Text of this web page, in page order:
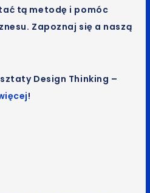
tą metodę i pomóc
Zapoznaj się a naszą
Design Thinking –
!